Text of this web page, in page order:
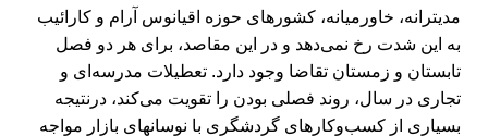
مدیترانه، خاورمیانه، کشورهای حوزه اقیانوس آرام و کارائیب
به این شدت رخ نمی‌دهد و در این مقاصد، برای هر دو فصل
تابستان و زمستان تقاضا وجود دارد. تعطیلات مدرسه‌ای و
تجاری در سال، روند فصلی‎‌‌ بودن را تقویت می‌کند، درنتیجه
بسیاری از کسب‎‌‌‌‌‌‌وکارهای گردشگری با نوسان‎های بازار مواجه